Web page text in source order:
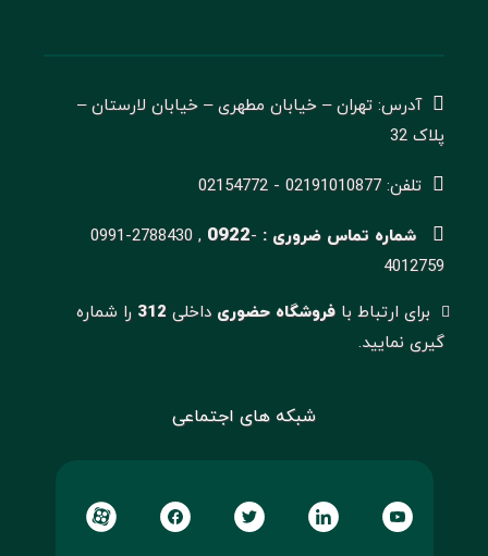
آدرس: تهران – خیابان مطهری – خیابان لارستان –
پلاک 32
تلفن: 02191010877 - 02154772
شماره تماس ضروری : 0991-2788430 , 0922-
4012759
برای ارتباط با فروشگاه حضوریداخلی 312 را شماره
گیری نمایید.
شبکه های اجتماعی